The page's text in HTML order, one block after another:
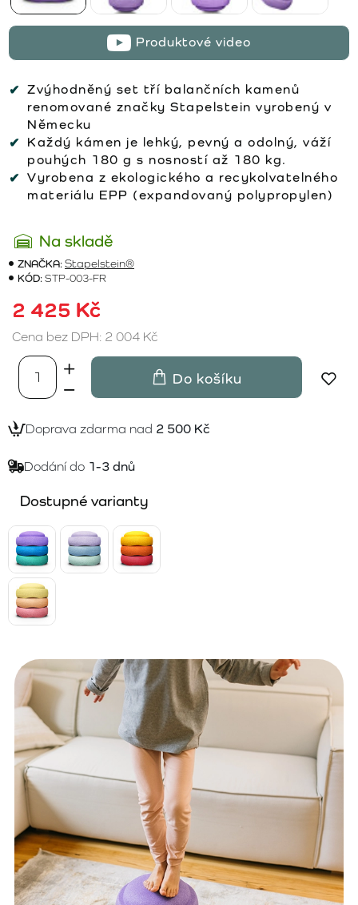
Produktové video
Zvýhodněný set tří balančních kamenů
renomované značky Stapelstein vyrobený v
Německu
Každý kámen je lehký, pevný a odolný, váží
pouhých 180 g s nosností až 180 kg.
Vyrobena z ekologického a recykolvatelného
materiálu EPP (expandovaný polypropylen)
Na skladě
ZNAČKA:Stapelstein®
KÓD:STP-003-FR
2 425 Kč
Cena bez DPH: 2 004 Kč
Do košíku
Doprava zdarma nad 2 500 Kč
Dodání do 1-3 dnů
Dostupné varianty